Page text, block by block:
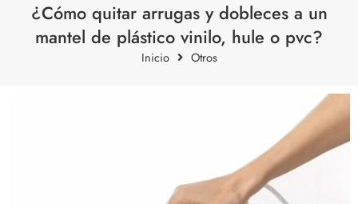
¿Cómo quitar arrugas y dobleces a un
mantel de plástico vinilo, hule o pvc?
Inicio Otros